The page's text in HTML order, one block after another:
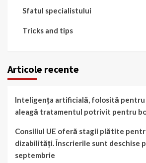
Sfatul specialistului
Tricks and tips
Articole recente
Inteligența artificială, folosită pentru
aleagă tratamentul potrivit pentru
Consiliul UE oferă stagii plătite
dizabilități. Înscrierile sunt deschise
septembrie